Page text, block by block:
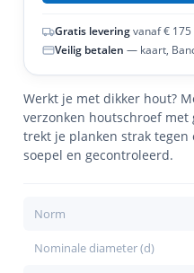
Werkt je met dikker hout?
verzonken houtschroef
trekt je planken strak
soepel en gecontroleerd.
Norm
Nominale diameter (d)
Gratis levering vanaf € 175
Veilig betalen — kaart,